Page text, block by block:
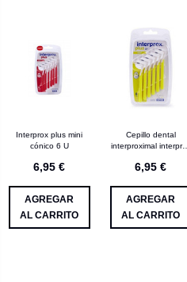
Interprox plus mini
cónico 6 U
6,95 €
AGREGAR
AL CARRITO
Cepillo dental
interproximal interprox
6,95 €
AGREGAR
AL CARRITO